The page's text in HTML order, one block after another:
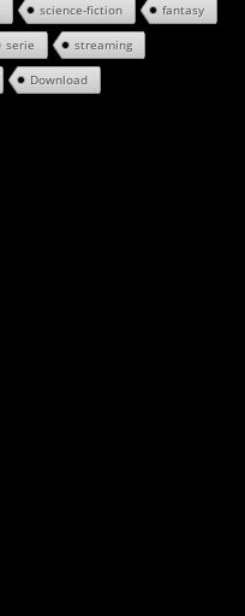
science-fiction fantasy
serie streaming
Download